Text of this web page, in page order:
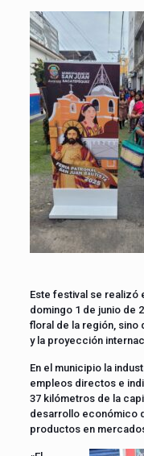
Este festival se realizó
domingo 1 de junio de
floral de la región, sino
y la proyección
En el municipio la
empleos directos e
37 kilómetros de la
desarrollo económico
productos en